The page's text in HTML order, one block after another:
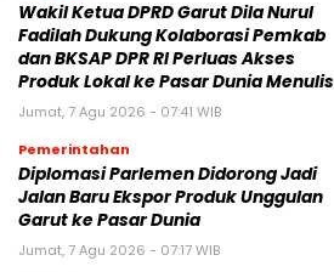
Wakil Ketua DPRD Garut Dila Nurul
Fadilah Dukung Kolaborasi Pemkab
dan BKSAP DPR RI Perluas Akses
Produk Lokal ke Pasar Dunia Menulis
Jumat, 7 Agu 2026 - 07:41 WIB
Pemerintahan
Diplomasi Parlemen Didorong Jadi
Jalan Baru Ekspor Produk Unggulan
Garut ke Pasar Dunia
Jumat, 7 Agu 2026 - 07:17 WIB